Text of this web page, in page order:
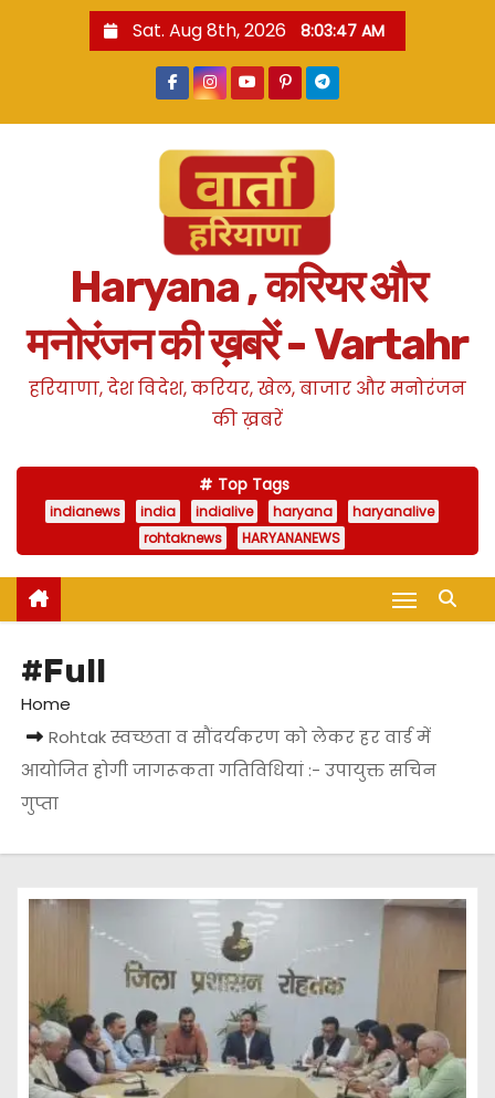
Sat. Aug 8th, 2026 8:03:48 AM
Haryana , करियर और
मनोरंजन की ख़बरें - Vartahr
हरियाणा, देश विदेश, करियर, खेल, बाजार और मनोरंजन
की ख़बरें
Top Tags
indianews india indialive haryana
haryanalive
rohtaknews
HARYANANEWS
#Full
Home
Rohtak स्वच्छता व सौंदर्यकरण को लेकर हर वार्ड में
आयोजित होगी जागरूकता गतिविधियां :- उपायुक्त सचिन
गुप्ता